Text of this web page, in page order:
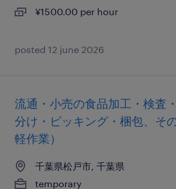
¥1500.00 per hour
posted 12 june 2026
流通・小売の食品加工・検査
分け・ピッキング・梱包、そ
軽作業）
千葉県松戸市, 千葉県
temporary